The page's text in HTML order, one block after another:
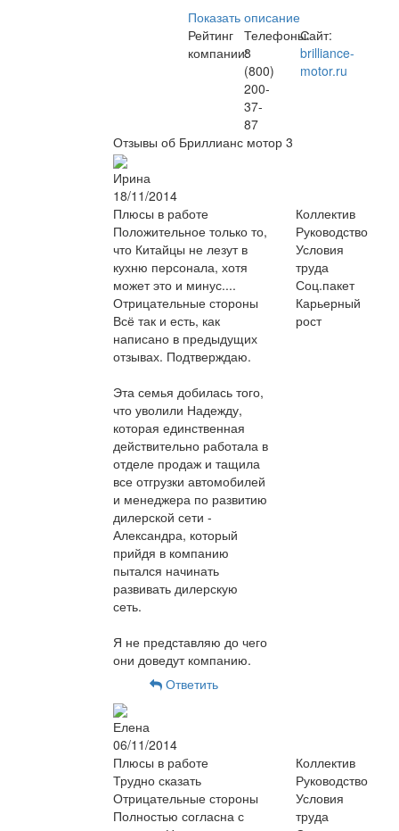
Показать описание
Рейтинг
компании:
Телефоны:
8
(800)
200-
37-
87
Сайт:
brilliance-
motor.ru
Отзывы об Бриллианс мотор 3
Ирина
18/11/2014
Плюсы в работе
Положительное только то,
что Китайцы не лезут в
кухню персонала, хотя
может это и минус....
Отрицательные стороны
Всё так и есть, как
написано в предыдущих
отзывах. Подтверждаю.
Эта семья добилась того,
что уволили Надежду,
которая единственная
действительно работала в
отделе продаж и тащила
все отгрузки автомобилей
и менеджера по развитию
дилерской сети -
Александра, который
прийдя в компанию
пытался начинать
развивать дилерскую
сеть.
Я не представляю до чего
они доведут компанию.
Коллектив
Руководство
Условия
труда
Соц.пакет
Карьерный
рост
Ответить
Елена
06/11/2014
Плюсы в работе
Трудно сказать
Отрицательные стороны
Полностью согласна с
Коллектив
Руководство
Условия
труда